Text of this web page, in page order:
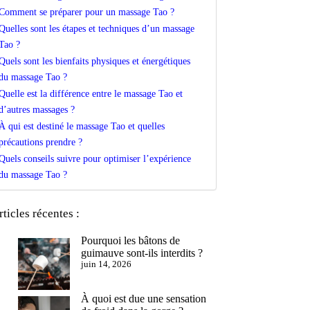
se préparer pour un massage Tao ?
sont les étapes et techniques d’un massage
?
sont les bienfaits physiques et énergétiques
massage Tao ?
est la différence entre le massage Tao et
massages ?
qui est destiné le massage Tao et quelles
prendre ?
conseils suivre pour optimiser l’expérience
massage Tao ?
récentes :
Pourquoi les bâtons de
guimauve sont-ils interdits ?
juin 14, 2026
À quoi est due une sensation